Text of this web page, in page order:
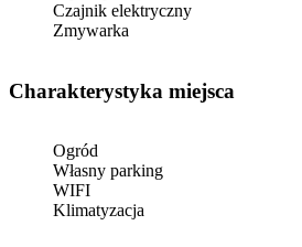
Czajnik elektryczny
Zmywarka
Charakterystyka miejsca
Ogród
Własny parking
WIFI
Klimatyzacja